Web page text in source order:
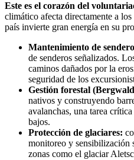
Este es el corazón del
climático afecta directamente a
país invierte gran energía en su
Mantenimiento de
de senderos señalizados.
caminos dañados por la
seguridad de los
Gestión forestal
nativos y construyendo
avalanchas, una tarea
bajos.
Protección de glaciares:
monitoreo y sensibilización
zonas como el glaciar